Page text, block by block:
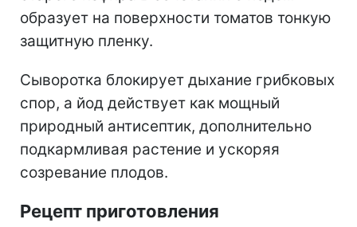
образует на поверхности томатов тонкую
защитную пленку.
Сыворотка блокирует дыхание грибковых
спор, а йод действует как мощный
природный антисептик, дополнительно
подкармливая растение и ускоряя
созревание плодов.
Рецепт приготовления